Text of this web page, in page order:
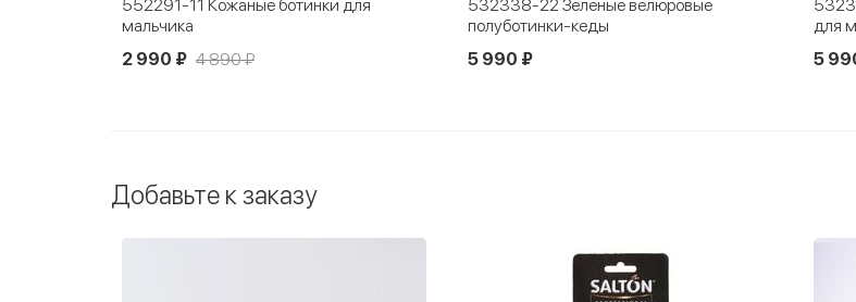
532338-22 Зеленые велюровые
полуботинки-кеды
5 990 ₽
532340-12 Кожаные полуботинки-кеды
для мальчика
5 990 ₽
5
Добавьте к заказу